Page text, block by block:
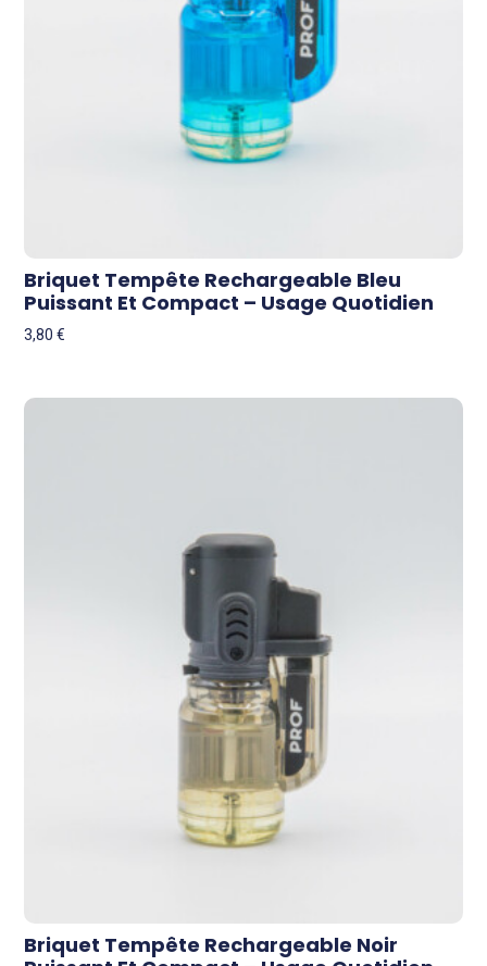
Briquet Tempête Rechargeable Bleu
Puissant Et Compact – Usage Quotidien
3,80€
Briquet Tempête Rechargeable Noir